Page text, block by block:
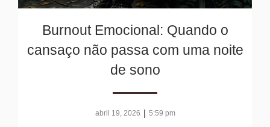
Burnout Emocional: Quando o
cansaço não passa com uma noite
de sono
abril 19, 2026 | 5:59 pm